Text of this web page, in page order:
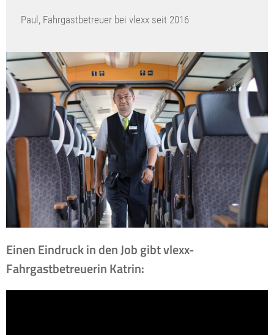
Paul, Fahrgastbetreuer bei vlexx seit 2016
Einen Eindruck in den Job gibt vlexx-
Fahrgastbetreuerin Katrin: